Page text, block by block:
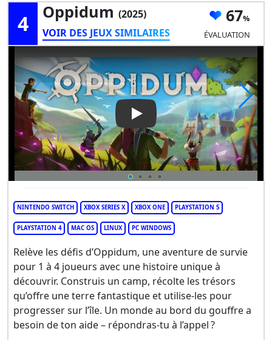
4 Oppidum (2025)
VOIR DES JEUX SIMILAIRES
67
ÉVALUATION
Play Video: Oppidum
NINTENDO SWITCH XBOX SERIES X XBOX ONE PLAYSTATION 5
PLAYSTATION 4 MAC OS LINUX PC WINDOWS
Relève les défis d’Oppidum, une aventure de survie
pour 1 à 4 joueurs avec une histoire unique à
découvrir. Construis un camp, récolte les trésors
qu’offre une terre fantastique et utilise-les pour
progresser sur l’île. Un monde au bord du gouffre a
besoin de ton aide – répondras-tu à l’appel ?